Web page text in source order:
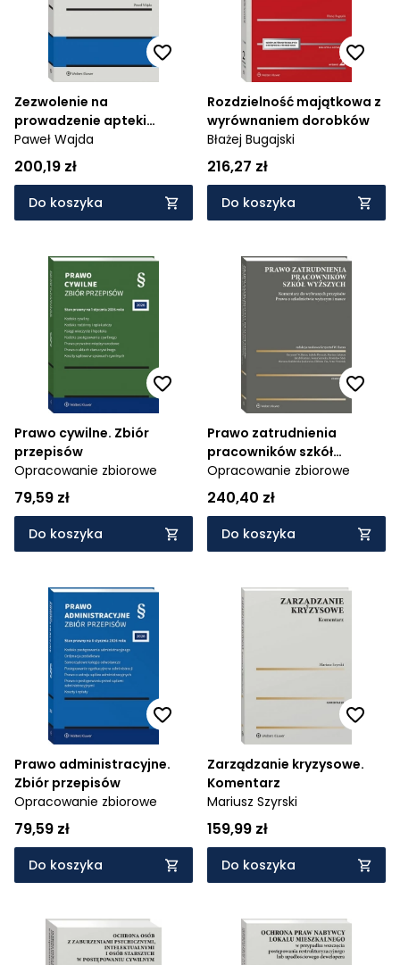
Zezwolenie na
prowadzenie apteki
ogólnodostępnej.
Zagadnienia
administracyjnoprawne.
Apteka dla aptekarza
Paweł Wajda
200,19 zł
Do koszyka
Rozdzielność majątkowa z
wyrównaniem dorobków
Błażej Bugajski
216,27 zł
Do koszyka
Prawo cywilne. Zbiór
przepisów
Opracowanie zbiorowe
79,59 zł
Do koszyka
Prawo zatrudnienia
pracowników szkół
wyższych
Opracowanie zbiorowe
240,40 zł
Do koszyka
Prawo administracyjne.
Zbiór przepisów
Opracowanie zbiorowe
79,59 zł
Do koszyka
Zarządzanie kryzysowe.
Komentarz
Mariusz Szyrski
159,99 zł
Do koszyka